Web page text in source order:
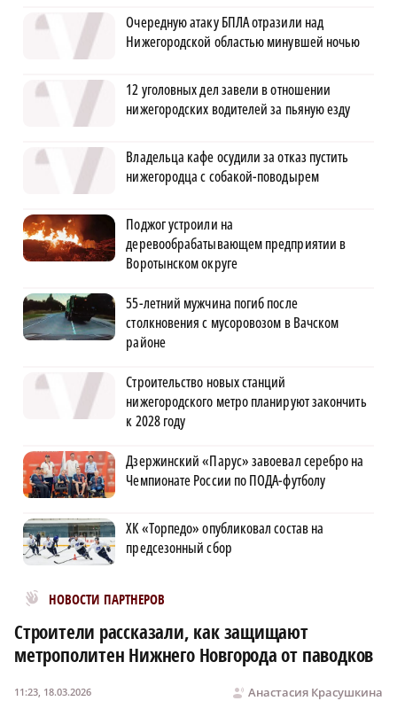
Очередную атаку БПЛА отразили над
Нижегородской областью минувшей ночью
12 уголовных дел завели в отношении
нижегородских водителей за пьяную езду
Владельца кафе осудили за отказ пустить
нижегородца с собакой-поводырем
Поджог устроили на
деревообрабатывающем предприятии в
Воротынском округе
55-летний мужчина погиб после
столкновения с мусоровозом в Вачском
районе
Строительство новых станций
нижегородского метро планируют закончить
к 2028 году
Дзержинский «Парус» завоевал серебро на
Чемпионате России по ПОДА-футболу
ХК «Торпедо» опубликовал состав на
предсезонный сбор
НОВОСТИ ПАРТНЕРОВ
Новости МирТесен
Строители рассказали, как защищают
метрополитен Нижнего Новгорода от паводков
Анастасия Красушкина
11:23, 18.03.2026